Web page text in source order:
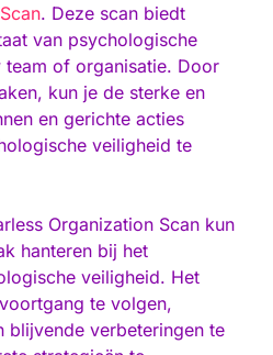
. Deze scan biedt
van psychologische
of organisatie. Door
kun je de sterke en
en gerichte acties
veiligheid te
Organization Scan kun
hanteren bij het
veiligheid. Het
te volgen,
blijvende verbeteringen te